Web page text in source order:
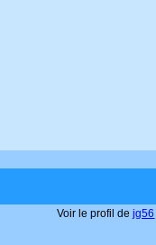
Voir le profil dejg56